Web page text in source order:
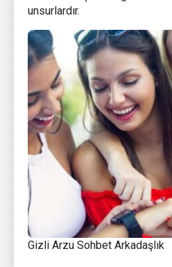
unsurlardır.
Gizli Arzu Sohbet Arkadaşlık